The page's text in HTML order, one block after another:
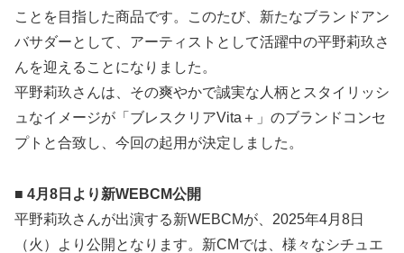
ことを目指した商品です。このたび、新たなブランドアン
バサダーとして、アーティストとして活躍中の平野莉玖さ
んを迎えることになりました。
平野莉玖さんは、その爽やかで誠実な人柄とスタイリッシ
ュなイメージが「ブレスクリアVita＋」のブランドコンセ
プトと合致し、今回の起用が決定しました。
■ 4月8日より新WEBCM公開
平野莉玖さんが出演する新WEBCMが、2025年4月8日
（火）より公開となります。新CMでは、様々なシチュエ